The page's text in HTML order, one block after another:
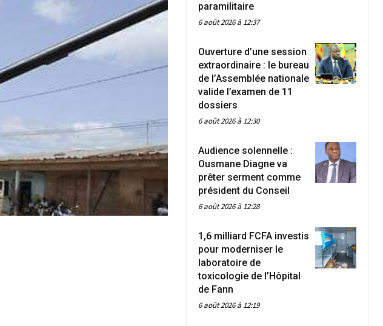
paramilitaire
6 août 2026 à 12:37
Ouverture d’une session
extraordinaire : le bureau
de l’Assemblée nationale
valide l’examen de 11
dossiers
6 août 2026 à 12:30
Audience solennelle :
Ousmane Diagne va
prêter serment comme
président du Conseil
6 août 2026 à 12:28
1,6 milliard FCFA investis
pour moderniser le
laboratoire de
toxicologie de l’Hôpital
de Fann
6 août 2026 à 12:19